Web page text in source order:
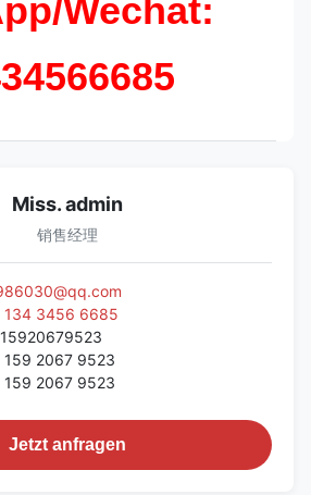
Wechat:
Miss. admin
销售经理
3456 6685
2067 9523
2067 9523
Jetzt anfragen